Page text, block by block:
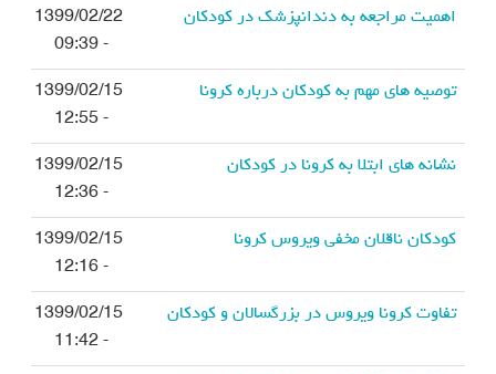
اهمیت مراجعه به دندانپزشک در کودکان
1399/02/22
- 09:39
توصيه هاي مهم به کودکان درباره کرونا
1399/02/15
- 12:55
نشانه هاي ابتلا به کرونا در کودکان
1399/02/15
- 12:36
کودکان ناقلان مخفي ويروس کرونا
1399/02/15
- 12:16
تفاوت کرونا ويروس در بزرگسالان و کودکان
1399/02/15
- 11:42